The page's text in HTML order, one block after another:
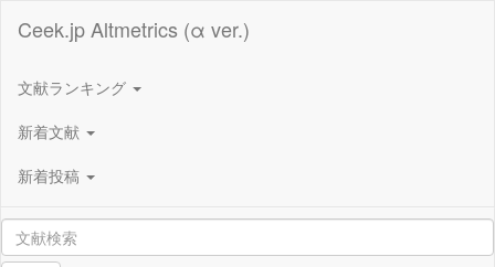
Ceek.jp Altmetrics (α ver.)
文献ランキング
新着文献
新着投稿